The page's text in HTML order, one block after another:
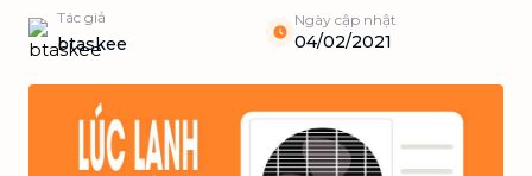
Tác giả
btaskee
Ngày cập nhật
04/02/2021